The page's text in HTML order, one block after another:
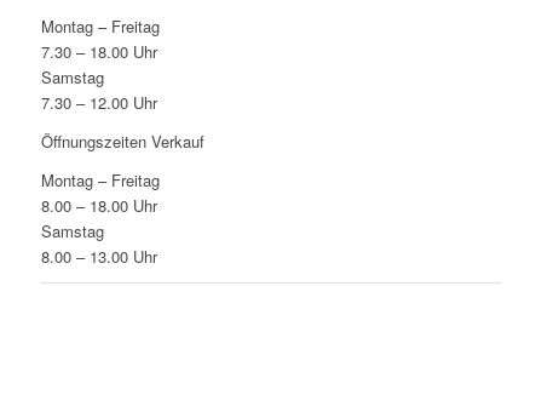
Montag – Freitag
7.30 – 18.00 Uhr
Samstag
7.30 – 12.00 Uhr
Öffnungszeiten Verkauf
Montag – Freitag
8.00 – 18.00 Uhr
Samstag
8.00 – 13.00 Uhr